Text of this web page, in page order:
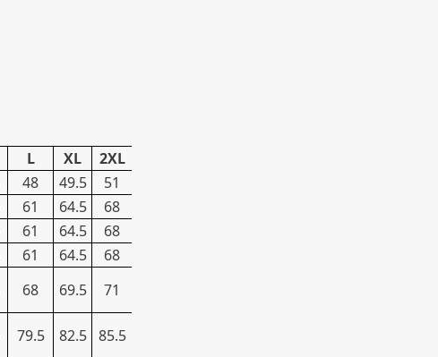
L XL
2XL
48 49.5
51
61 64.5
68
61 64.5
68
61 64.5
68
68 69.5 71
79.5 82.5 85.5